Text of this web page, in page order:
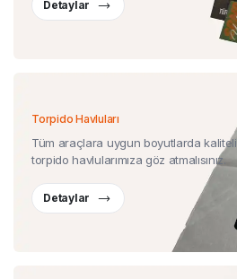
Detaylar
Torpido Havluları
Tüm araçlara uygun boyutlarda kaliteli
torpido havlularımıza göz atmalısınız.
Detaylar